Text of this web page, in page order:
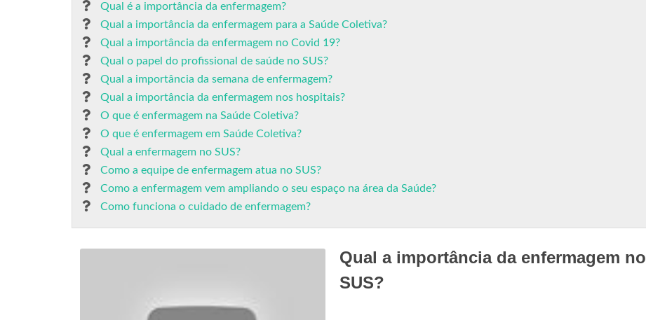
Qual é a importância da enfermagem?
Qual a importância da enfermagem para a Saúde Coletiva?
Qual a importância da enfermagem no Covid 19?
Qual o papel do profissional de saúde no SUS?
Qual a importância da semana de enfermagem?
Qual a importância da enfermagem nos hospitais?
O que é enfermagem na Saúde Coletiva?
O que é enfermagem em Saúde Coletiva?
Qual a enfermagem no SUS?
Como a equipe de enfermagem atua no SUS?
Como a enfermagem vem ampliando o seu espaço na área da Saúde?
Como funciona o cuidado de enfermagem?
Qual a importância da enfermagem no
SUS?